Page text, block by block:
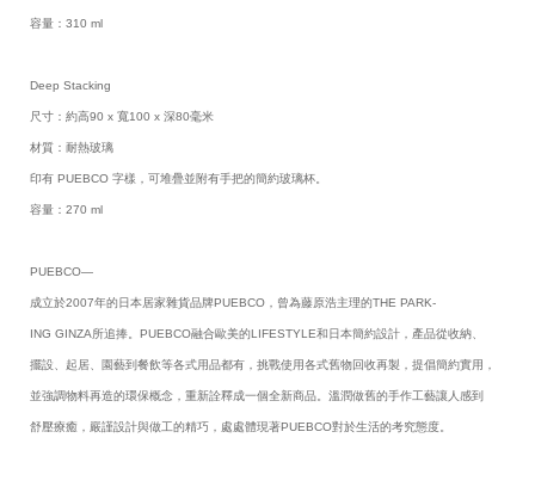
容量：310 ml
Deep Stacking
尺寸：約高90 x 寬100 x 深80毫米
材質：耐熱玻璃
印有 PUEBCO 字樣，可堆疊並附有手把的簡約玻璃杯。
容量：270 ml
PUEBCO—
成立於2007年的日本居家雜貨品牌PUEBCO，曾為藤原浩主理的THE PARK-
ING GINZA所追捧。PUEBCO融合歐美的LIFESTYLE和日本簡約設計，產品從收納、
擺設、起居、園藝到餐飲等各式用品都有，挑戰使用各式舊物回收再製，提倡簡約實用，
並強調物料再造的環保概念，重新詮釋成一個全新商品。溫潤做舊的手作工藝讓人感到
舒壓療癒，嚴謹設計與做工的精巧，處處體現著PUEBCO對於生活的考究態度。